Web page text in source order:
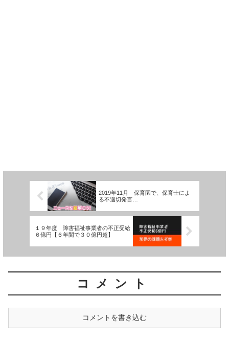
2019年11月 保育園で、保育士によ
る不適切発言…
１９年度 障害福祉事業者の不正受給
６億円【６年間で３０億円超】
コメント
コメントを書き込む